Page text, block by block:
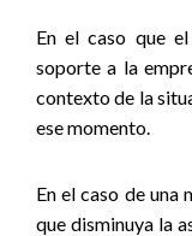
En el caso que
soporte a la
contexto de la
ese momento.
En el caso de
que disminuya la